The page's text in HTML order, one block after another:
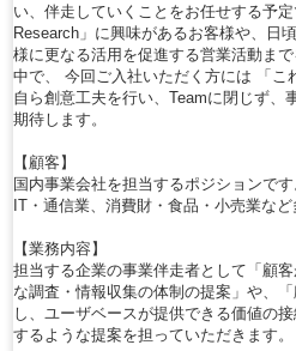
い、伴走していくことをお任せする予
Research」に興味があるお客様や、日
様に更なる活用を促進する営業活動ま
中で、 今回ご入社いただく方には 「こ
自ら創意工夫を行い、Teamに閉じず、
期待します。
【顧客】
国内事業会社を担当するポジションで
IT・通信業、消費財・食品・小売業など
【業務内容】
担当する企業の事業伴走者として「顧
な調査・情報収集の体制の提案」や、
し、ユーザベースが提供できる価値の
するような提案を担っていただきます。